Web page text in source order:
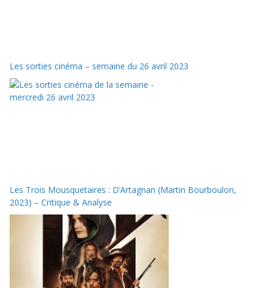
Les sorties cinéma – semaine du 26 avril 2023
Les Trois Mousquetaires : D’Artagnan (Martin Bourboulon,
2023) – Critique & Analyse